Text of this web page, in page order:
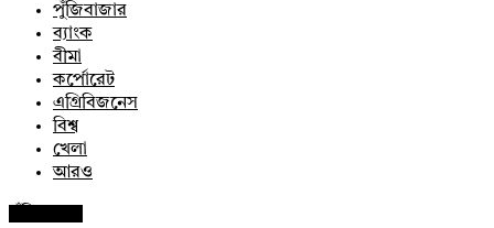
পুঁজিবাজার
ব্যাংক
বীমা
কর্পোরেট
এগ্রিবিজনেস
বিশ্ব
খেলা
আরও